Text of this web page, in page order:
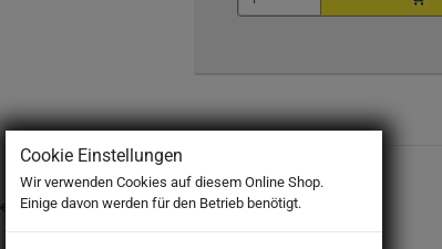
Schokolade (28 %).
Cookie Einstellungen
Wir verwenden Cookies auf diesem Online Shop.
Einige davon werden für den Betrieb benötigt.